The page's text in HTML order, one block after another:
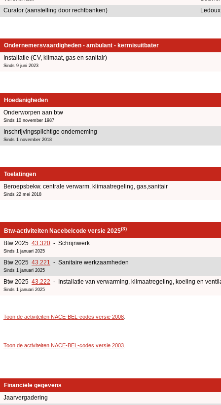
Curator (aanstelling door rechtbanken)
Ondernemersvaardigheden - ambulant - kermisuitbater
Installatie (CV, klimaat, gas en sanitair)
Sinds 9 juni 2023
Hoedanigheden
Onderworpen aan btw
Sinds 10 november 1987
Inschrijvingsplichtige onderneming
Sinds 1 november 2018
Toelatingen
Beroepsbekw. centrale verwarm. klimaatregeling, gas,sanitair
Sinds 22 mei 2018
Btw-activiteiten Nacebelcode versie 2025(3)
Btw 2025 43.320 - Schrijnwerk
Sinds 1 januari 2025
Btw 2025 43.221 - Sanitaire werkzaamheden
Sinds 1 januari 2025
Btw 2025 43.222 - Installatie van verwarming, klimaatregeling, koeling en
Sinds 1 januari 2025
Toon de activiteiten NACE-BEL-codes versie 2008
Toon de activiteiten NACE-BEL-codes versie 2003
Financiële gegevens
Jaarvergadering